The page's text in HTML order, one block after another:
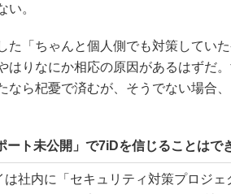
い。
た「ちゃんと個人側でも対策してい
はりなにか相応の原因があるはずだ
なら杞憂で済むが、そうでない場合
ート未公開」で7iDを信じることはで
は社内に「セキュリティ対策プロジ